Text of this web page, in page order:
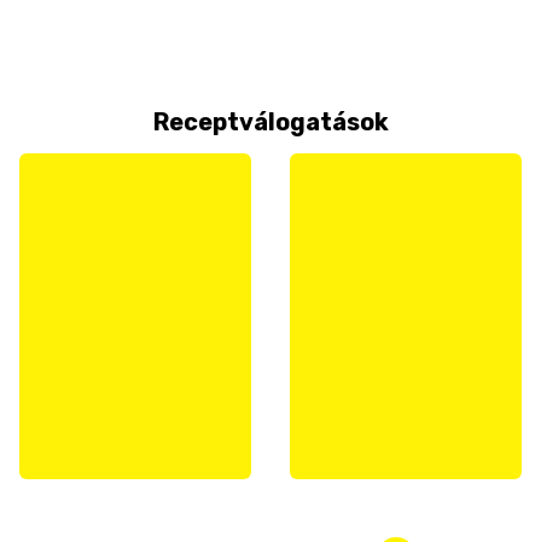
Receptválogatások